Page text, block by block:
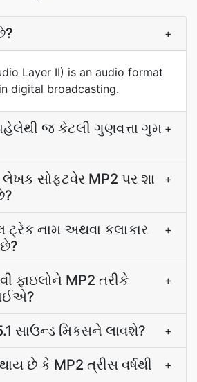
+
Layer II) is an audio format
digital broadcasting.
જ કેટલી ગુણવત્તા ગુમ +
સોફ્ટવેર MP2 પર શા
+
ટ્રેક નામ અથવા કલાકાર
+
ફાઇલોને MP2 તરીકે
+
સાઉન્ડ મિક્સને લાવશે? +
છે કે MP2 ત્રીસ વર્ષથી
+